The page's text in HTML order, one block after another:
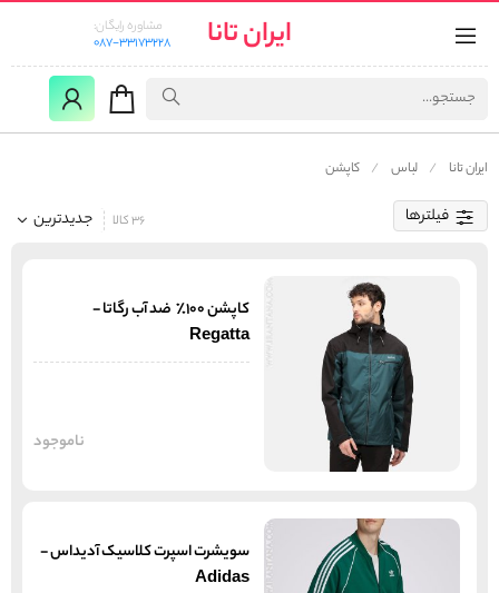
ایران تانا
مشاوره رایگان:
087-33173228
ایران تانا لباس کاپشن
فیلترها جدیدترین 36 کالا
کاپشن 100% ضد آب رگاتا -
Regatta
ناموجود
سویشرت اسپرت کلاسیک آدیداس -
Adidas